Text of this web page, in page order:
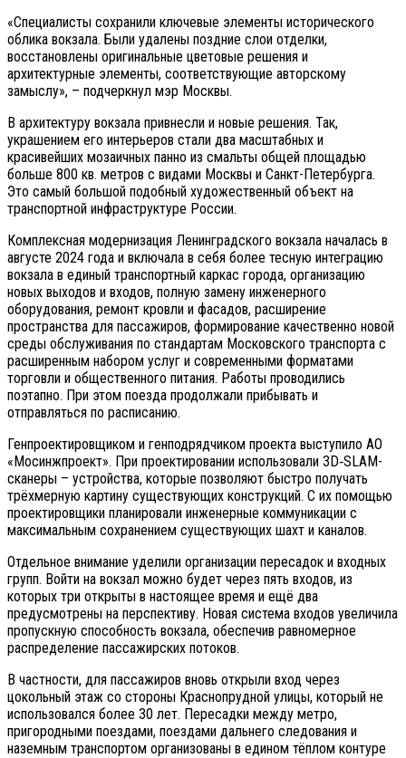
«Специалисты сохранили ключевые элементы исторического
облика вокзала. Были удалены поздние слои отделки,
восстановлены оригинальные цветовые решения и
архитектурные элементы, соответствующие авторскому
замыслу», – подчеркнул мэр Москвы.
В архитектуру вокзала привнесли и новые решения. Так,
украшением его интерьеров стали два масштабных и
красивейших мозаичных панно из смальты общей площадью
больше 800 кв. метров с видами Москвы и Санкт-Петербурга.
Это самый большой подобный художественный объект на
транспортной инфраструктуре России.
Комплексная модернизация Ленинградского вокзала началась в
августе 2024 года и включала в себя более тесную интеграцию
вокзала в единый транспортный каркас города, организацию
новых выходов и входов, полную замену инженерного
оборудования, ремонт кровли и фасадов, расширение
пространства для пассажиров, формирование качественно новой
среды обслуживания по стандартам Московского транспорта с
расширенным набором услуг и современными форматами
торговли и общественного питания. Работы проводились
поэтапно. При этом поезда продолжали прибывать и
отправляться по расписанию.
Генпроектировщиком и генподрядчиком проекта выступило АО
«Мосинжпроект». При проектировании использовали 3D‑SLAM-
сканеры – устройства, которые позволяют быстро получать
трёхмерную картину существующих конструкций. С их помощью
проектировщики планировали инженерные коммуникации с
максимальным сохранением существующих шахт и каналов.
Отдельное внимание уделили организации пересадок и входных
групп. Войти на вокзал можно будет через пять входов, из
которых три открыты в настоящее время и ещё два
предусмотрены на перспективу. Новая система входов увеличила
пропускную способность вокзала, обеспечив равномерное
распределение пассажирских потоков.
В частности, для пассажиров вновь открыли вход через
цокольный этаж со стороны Краснопрудной улицы, который не
использовался более 30 лет. Пересадки между метро,
пригородными поездами, поездами дальнего следования и
наземным транспортом организованы в едином тёплом контуре